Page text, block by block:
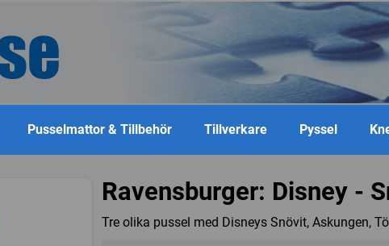
Pusselmattor & Tillbehör Tillverkare Pyssel
Ravensburger: Disney -
Tre olika pussel med Disneys Snövit, Askungen,